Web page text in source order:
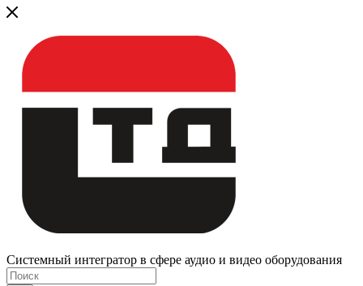
Системный интегратор в сфере аудио и видео оборудования